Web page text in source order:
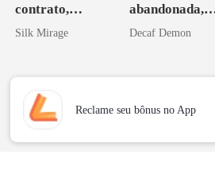
contrato,
obsessão eterna
Silk Mirage
abandonada,
agora intocável
Decaf Demon
Reclame seu bônus no App